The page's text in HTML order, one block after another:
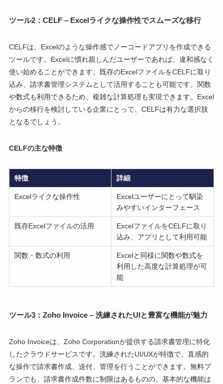
ツール2：CELF – Excelライクな操作性でスムーズな移行
CELFは、Excelのような操作感でノーコードアプリを作成できる
ツールです。Excelに慣れ親しんだユーザーであれば、違和感なく
使い始めることができます。既存のExcelファイルをCELFに取り
込み、請求書管理システムとして活用することも可能です。関数
や数式も利用できるため、複雑な計算処理も実現できます。Excel
からの移行を検討している企業にとって、CELFは有力な選択肢
となるでしょう。
CELFの主な特徴
特徴 詳細
Excelライクな操作性
Excelユーザーにとって馴染
みやすいインターフェース
既存Excelファイルの活用
ExcelファイルをCELFに取り
込み、アプリとして利用可能
関数・数式の利用
Excelと同様に関数や数式を
利用した高度な計算処理が可
能
ツール3：Zoho Invoice – 洗練されたUIと豊富な機能が魅力
Zoho Invoiceは、Zoho Corporationが提供する請求書管理に特化
したクラウドサービスです。洗練されたUI/UXが特徴で、直感的
な操作で請求書作成、送付、管理を行うことができます。無料プ
ランでも、請求書作成件数に制限はあるものの、基本的な機能は